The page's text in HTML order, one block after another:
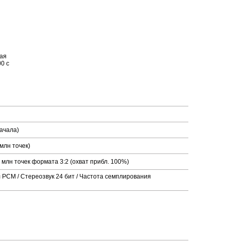
с
точек)
точек формата 3:2 (охват прибл. 100%)
/ Стереозвук 24 бит / Частота семплирования